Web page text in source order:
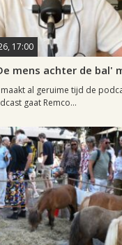
17:00
mens achter de bal'
al geruime tijd de
gaat Remco...